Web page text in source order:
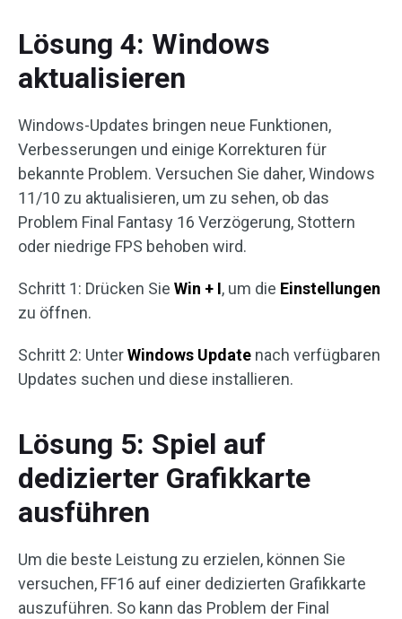
Lösung 4: Windows
aktualisieren
Windows-Updates bringen neue Funktionen,
Verbesserungen und einige Korrekturen für
bekannte Problem. Versuchen Sie daher, Windows
11/10 zu aktualisieren, um zu sehen, ob das
Problem Final Fantasy 16 Verzögerung, Stottern
oder niedrige FPS behoben wird.
Schritt 1: Drücken Sie Win + I, um die Einstellungen
zu öffnen.
Schritt 2: UnterWindows Update nach verfügbaren
Updates suchen und diese installieren.
Lösung 5: Spiel auf
dedizierter Grafikkarte
ausführen
Um die beste Leistung zu erzielen, können Sie
versuchen, FF16 auf einer dedizierten Grafikkarte
auszuführen. So kann das Problem der Final